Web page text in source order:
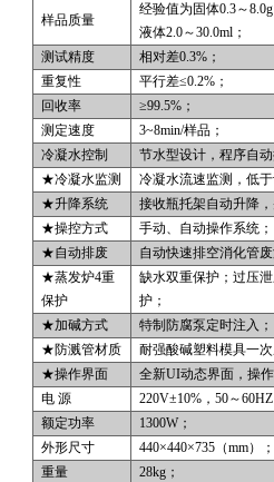
样品质量
经验值为固体0.3～8.0g
液体2.0～30.0ml；
测试精度
相对差0.3%；
重复性
平行差≤0.2%；
回收率
≥99.5%；
测定速度
3~8min/样品；
冷凝水控制
节水型设计，程序自动
★冷凝水监测
冷凝水流速监测，低于
★升降系统
接收瓶托架自动升降，
★操控方式
手动、自动操作系统；
★自动排废
自动快速排空消化管
★蒸发炉4重
保护
缺水双重保护；过压
护；
★加碱方式
特制防腐泵定时注入；
★防溅管材质
耐强酸碱塑料模具一次
★操作界面
全新UI动态界面，操作
电 源
220V±10%，50～60HZ
额定功率
1300W ；
外形尺寸
440×440×735（mm）；
重量
28kg ；